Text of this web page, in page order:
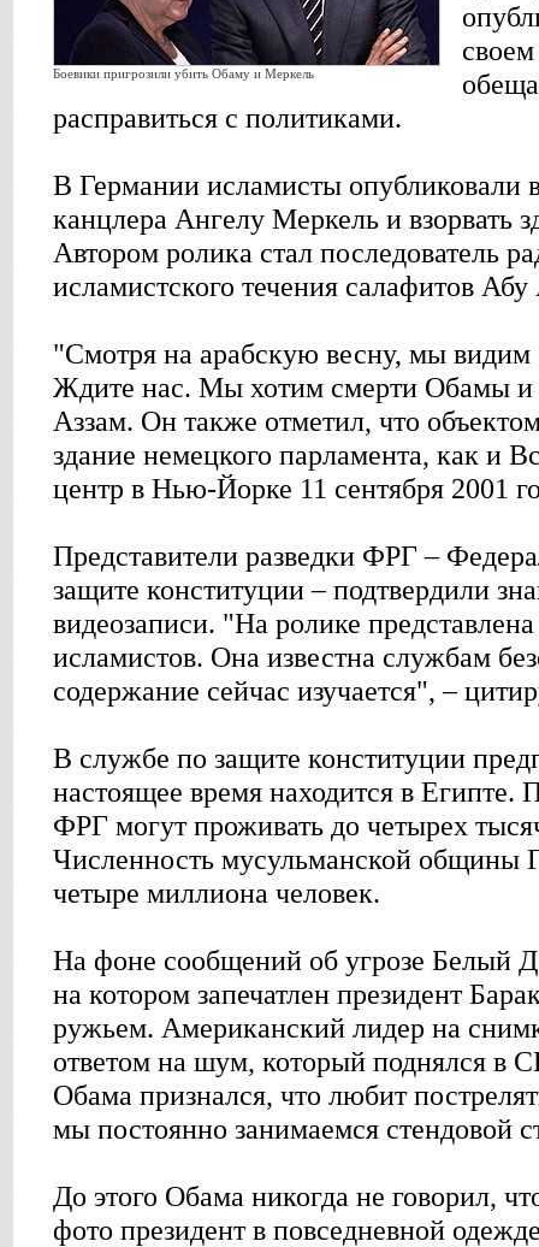
Боевики пригрозили убить Обаму и Меркель
расправиться с политиками.
В Германии исламисты опубликовали
канцлера Ангелу Меркель и взорвать
Автором ролика стал последователь
исламистского течения салафитов Абу
"Смотря на арабскую весну, мы видим
Ждите нас. Мы хотим смерти Обамы и
Аззам. Он также отметил, что
здание немецкого парламента, как и
центр в Нью-Йорке 11 сентября 2001
Представители разведки ФРГ –
защите конституции – подтвердили
видеозаписи. "На ролике
исламистов. Она известна службам
содержание сейчас изучается", –
В службе по защите конституции
настоящее время находится в
ФРГ могут проживать до четырех
Численность мусульманской общины
четыре миллиона человек.
На фоне сообщений об угрозе Белый
на котором запечатлен президент
ружьем. Американский лидер на
ответом на шум, который поднялся в
Обама признался, что любит
мы постоянно занимаемся стендовой
До этого Обама никогда не говорил,
фото президент в повседневной